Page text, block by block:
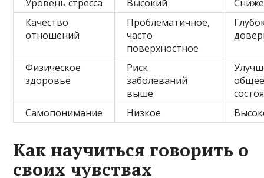
Уровень стресса Высокий
Качество
отношений
Проблематичное,
часто
поверхностное
Физическое
здоровье
Риск
заболеваний
выше
Самопонимание
Низкое
Как научиться говорить о
своих чувствах